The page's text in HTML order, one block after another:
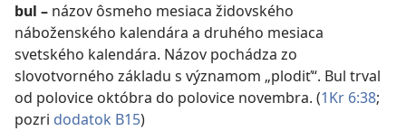
bul – názov ôsmeho mesiaca židovského
náboženského kalendára a druhého mesiaca
svetského kalendára. Názov pochádza zo
slovotvorného základu s významom „plodiť“. Bul trval
od polovice októbra do polovice novembra. (1Kr 6:38;
pozri dodatok B15)